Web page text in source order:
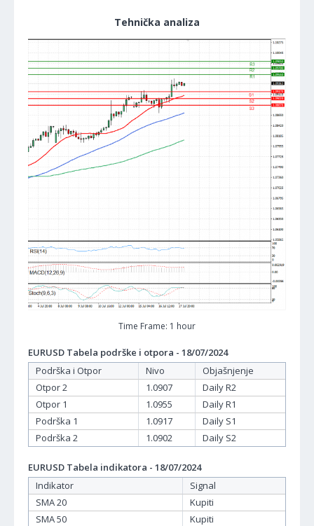
Tehnička analiza
Time Frame: 1 hour
EURUSD Tabela podrške i otpora - 18/07/2024
Podrška i Otpor
Nivo
Objašnjenje
Otpor 2
1.0907
Daily R2
Otpor 1
1.0955
Daily R1
Podrška 1
1.0917
Daily S1
Podrška 2
1.0902 Daily S2
EURUSD Tabela indikatora - 18/07/2024
Indikator
Signal
SMA 20
Kupiti
SMA 50
Kupiti